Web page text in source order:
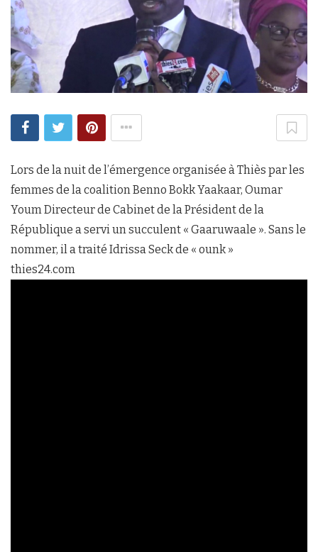
Lors de la nuit de l’émergence organisée à Thiès par les
femmes de la coalition Benno Bokk Yaakaar, Oumar
Youm Directeur de Cabinet de la Président de la
République a servi un succulent « Gaaruwaale ». Sans le
nommer, il a traité Idrissa Seck de « ounk »
thies24.com